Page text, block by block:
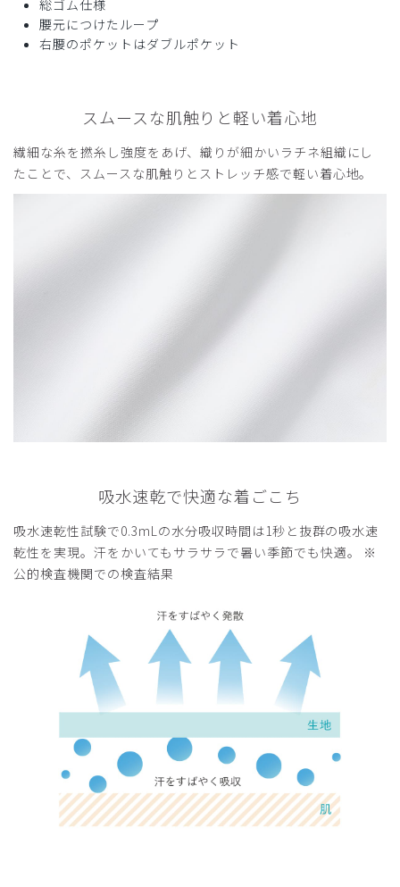
総ゴム仕様
腰元につけたループ
右腰のポケットはダブルポケット
スムースな肌触りと軽い着心地
繊細な糸を撚糸し強度をあげ、織りが細かいラチネ組織にし
たことで、スムースな肌触りとストレッチ感で軽い着心地。
吸水速乾で快適な着ごこち
吸水速乾性試験で0.3mLの水分吸収時間は1秒と抜群の吸水速
乾性を実現。汗をかいてもサラサラで暑い季節でも快適。 ※
公的検査機関での検査結果